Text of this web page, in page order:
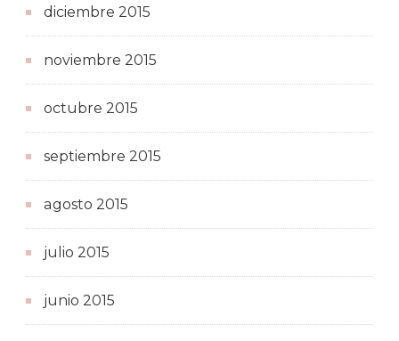
diciembre 2015
noviembre 2015
octubre 2015
septiembre 2015
agosto 2015
julio 2015
junio 2015